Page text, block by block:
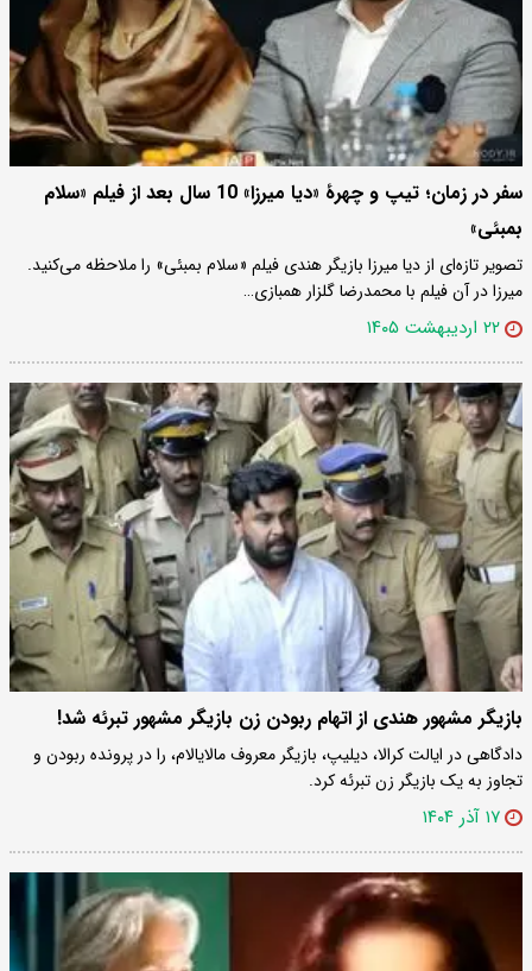
سفر در زمان؛ تیپ و چهرۀ «دیا میرزا» 10 سال بعد از فیلم «سلام
بمبئی»
تصویر تازه‌ای از دیا میرزا بازیگر هندی فیلم «سلام بمبئی» را ملاحظه می‌کنید.
میرزا در آن فیلم با محمدرضا گلزار همبازی…
۲۲ اردیبهشت ۱۴۰۵
بازیگر مشهور هندی از اتهام ربودن زن بازیگر مشهور تبرئه شد!
دادگاهی در ایالت کرالا، دیلیپ، بازیگر معروف مالایالام، را در پرونده ربودن و
تجاوز به یک بازیگر زن تبرئه کرد.
۱۷ آذر ۱۴۰۴